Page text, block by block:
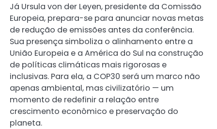
Já Ursula von der Leyen, presidente da Comissão
Europeia, prepara-se para anunciar novas metas
de redução de emissões antes da conferência.
Sua presença simboliza o alinhamento entre a
União Europeia e a América do Sul na construção
de políticas climáticas mais rigorosas e
inclusivas. Para ela, a COP30 será um marco não
apenas ambiental, mas civilizatório — um
momento de redefinir a relação entre
crescimento econômico e preservação do
planeta.